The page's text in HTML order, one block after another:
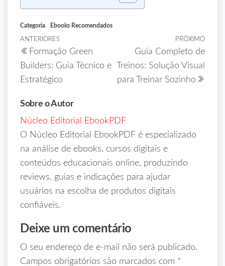
Categoria Ebooks Recomendados
ANTERIORES
Formação Green
Builders: Guia Técnico e
Estratégico
PRÓXIMO
Guia Completo de
Treinos: Solução Visual
para Treinar Sozinho
Sobre o Autor
Núcleo Editorial EbookPDF
O Núcleo Editorial EbookPDF é especializado
na análise de ebooks, cursos digitais e
conteúdos educacionais online, produzindo
reviews, guias e indicações para ajudar
usuários na escolha de produtos digitais
confiáveis.
Deixe um comentário
O seu endereço de e-mail não será publicado.
Campos obrigatórios são marcados com *